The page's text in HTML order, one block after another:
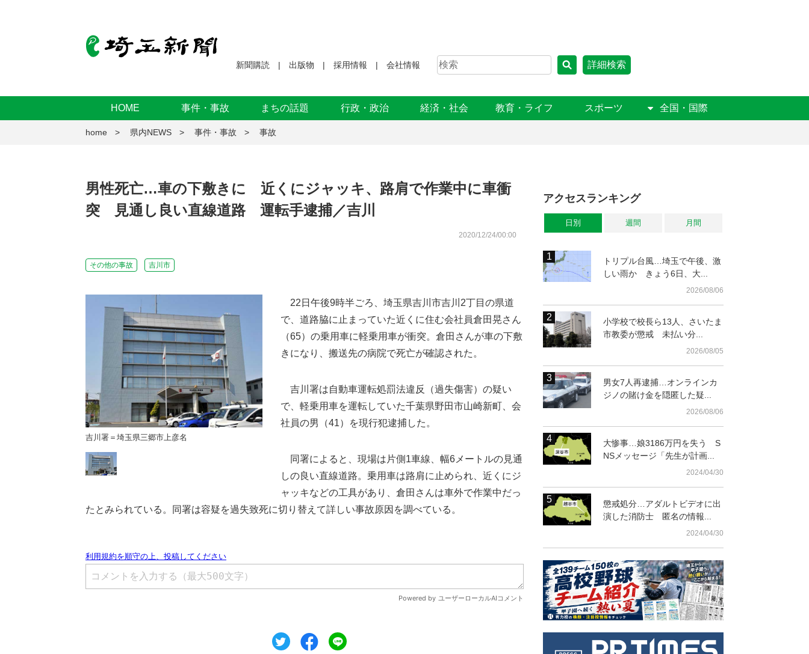
新聞購読 出版物 採用情報 会社情報 詳細検索
HOME 事件・事故 まちの話題 行政・政治 経済・社会 教育・ライフ スポーツ 全国・国際
home 県内NEWS 事件・事故 事故
男性死亡…車の下敷きに 近くにジャッキ、路肩で作業中に車衝
突 見通し良い直線道路 運転手逮捕／吉川
2020/12/24/00:00
その他の事故 吉川市
吉川署＝埼玉県三郷市上彦名
22日午後9時半ごろ、埼玉県吉川市吉川2丁目の県道
で、道路脇に止まっていた近くに住む会社員倉田晃さん
（65）の乗用車に軽乗用車が衝突。倉田さんが車の下敷
きになり、搬送先の病院で死亡が確認された。
吉川署は自動車運転処罰法違反（過失傷害）の疑い
で、軽乗用車を運転していた千葉県野田市山崎新町、会
社員の男（41）を現行犯逮捕した。
同署によると、現場は片側1車線、幅6メートルの見通
しの良い直線道路。乗用車は路肩に止められ、近くにジ
ャッキなどの工具があり、倉田さんは車外で作業中だっ
たとみられている。同署は容疑を過失致死に切り替えて詳しい事故原因を調べている。
ツイートシェア
アクセスランキング
日別 週間 月間
トリプル台風…埼玉で午後、激
しい雨か きょう6日、大...
2026/08/06
小学校で校長ら13人、さいたま
市教委が懲戒 未払い分...
2026/08/05
男女7人再逮捕…オンラインカ
ジノの賭け金を隠匿した疑...
2026/08/06
大惨事…娘3186万円を失う S
NSメッセージ「先生が計画...
2024/04/30
懲戒処分…アダルトビデオに出
演した消防士 匿名の情報...
2024/04/30